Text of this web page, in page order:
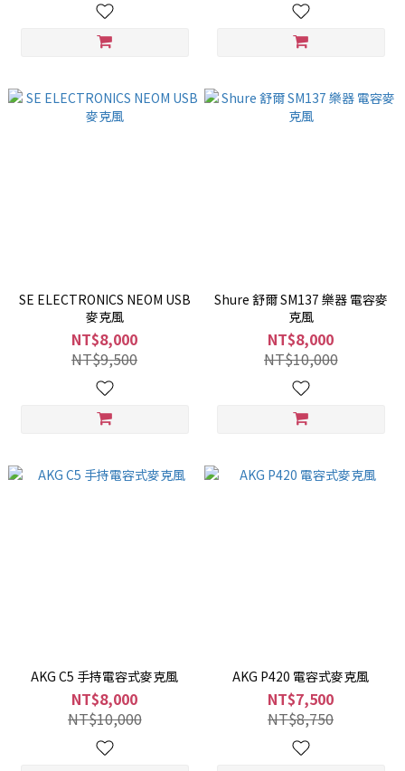
SE ELECTRONICS NEOM USB
麥克風
NT$8,000
NT$9,500
Shure 舒爾 SM137 樂器 電容麥
克風
NT$8,000
NT$10,000
AKG C5 手持電容式麥克風
NT$8,000
NT$10,000
AKG P420 電容式麥克風
NT$7,500
NT$8,750